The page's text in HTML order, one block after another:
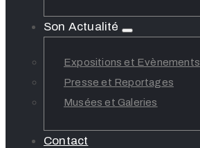
Son Actualité
Expositions et Evènements
Presse et Reportages
Musées et Galeries
Contact